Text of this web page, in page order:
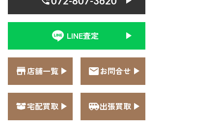
LINE査定
店舗一覧 お問合せ
宅配買取 出張買取